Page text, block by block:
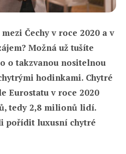
Čechy v roce 2020 a v
Možná už tušíte
o takzvanou nositelnou
hodinkami. Chytré
Eurostatu v roce 2020
tedy 2,8 milionů lidí.
pořídit luxusní chytré